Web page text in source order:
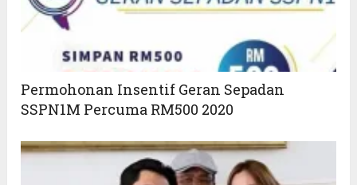
Permohonan Insentif Geran Sepadan
SSPN1M Percuma RM500 2020